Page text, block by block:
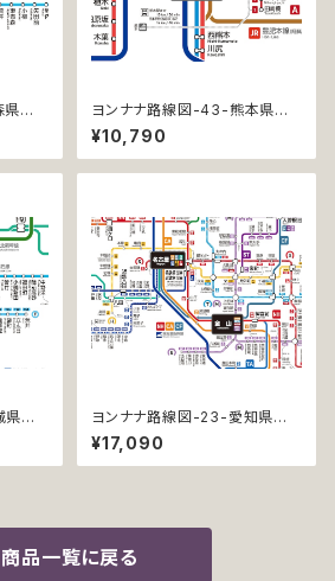
の
/ LT-
ヨンナナ路線図-43-熊本県の
鉄道 (Kumamoto / デジタル /
PRO)
¥10,790
の
LT)
ヨンナナ路線図-23-愛知県の
鉄道 (Aichi / デジタル / PRO-
NC)
¥17,090
商品一覧に戻る